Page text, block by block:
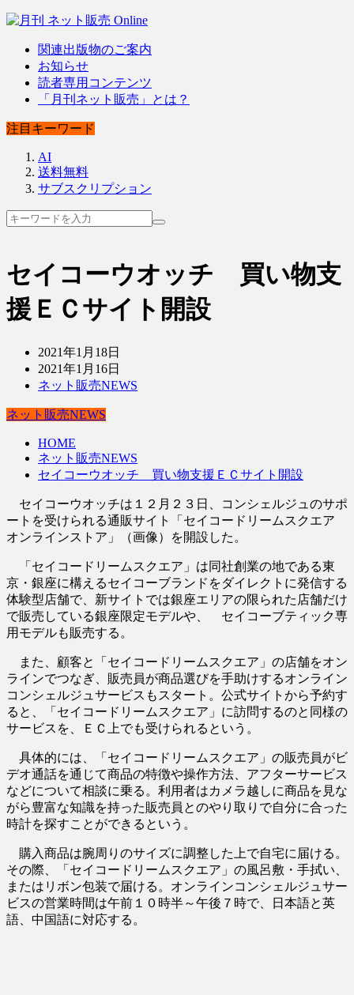
関連出版物のご案内
お知らせ
読者専用コンテンツ
「月刊ネット販売」とは？
注目キーワード
AI
送料無料
サブスクリプション
セイコーウオッチ 買い物支
援ＥＣサイト開設
2021年1月18日
2021年1月16日
ネット販売NEWS
ネット販売NEWS
HOME
ネット販売NEWS
セイコーウオッチ 買い物支援ＥＣサイト開設
セイコーウオッチは１２月２３日、コンシェルジュのサポ
ートを受けられる通販サイト「セイコードリームスクエア
オンラインストア」（画像）を開設した。
「セイコードリームスクエア」は同社創業の地である東
京・銀座に構えるセイコーブランドをダイレクトに発信する
体験型店舗で、新サイトでは銀座エリアの限られた店舗だけ
で販売している銀座限定モデルや、 セイコーブティック専
用モデルも販売する。
また、顧客と「セイコードリームスクエア」の店舗をオン
ラインでつなぎ、販売員が商品選びを手助けするオンライン
コンシェルジュサービスもスタート。公式サイトから予約す
ると、「セイコードリームスクエア」に訪問するのと同様の
サービスを、ＥＣ上でも受けられるという。
具体的には、「セイコードリームスクエア」の販売員がビ
デオ通話を通じて商品の特徴や操作方法、アフターサービス
などについて相談に乗る。利用者はカメラ越しに商品を見な
がら豊富な知識を持った販売員とのやり取りで自分に合った
時計を探すことができるという。
購入商品は腕周りのサイズに調整した上で自宅に届ける。
その際、「セイコードリームスクエア」の風呂敷・手拭い、
またはリボン包装で届ける。オンラインコンシェルジュサー
ビスの営業時間は午前１０時半～午後７時で、日本語と英
語、中国語に対応する。